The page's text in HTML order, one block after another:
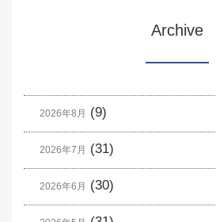
Archive
2026年8月 (9)
2026年7月 (31)
2026年6月 (30)